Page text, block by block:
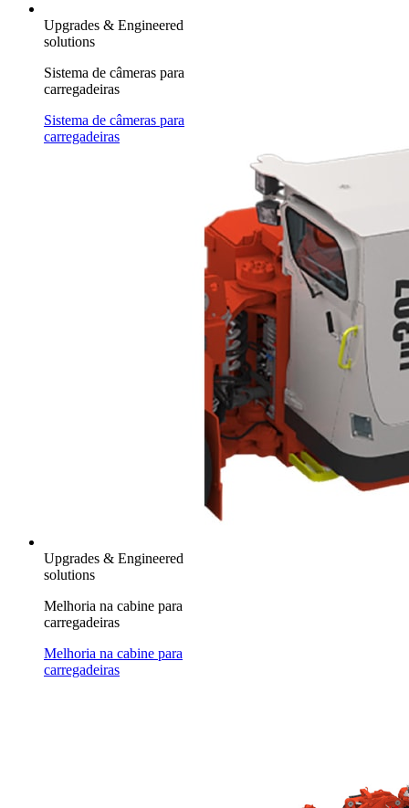
Upgrades & Engineered
solutions
Sistema de câmeras para
carregadeiras
Sistema de câmeras para
carregadeiras
Upgrades & Engineered
solutions
Melhoria na cabine para
carregadeiras
Melhoria na cabine para
carregadeiras